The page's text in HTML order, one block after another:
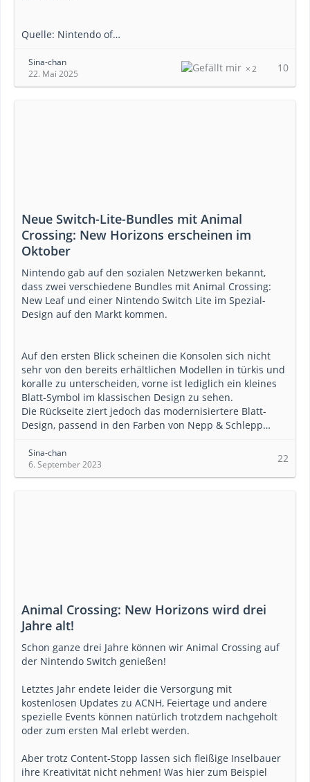
Quelle: Nintendo of…
Sina-chan
22. Mai 2025
2 10
Neue Switch-Lite-Bundles mit Animal
Crossing: New Horizons erscheinen im
Oktober
Nintendo gab auf den sozialen Netzwerken bekannt,
dass zwei verschiedene Bundles mit Animal Crossing:
New Leaf und einer Nintendo Switch Lite im Spezial-
Design auf den Markt kommen.
Auf den ersten Blick scheinen die Konsolen sich nicht
sehr von den bereits erhältlichen Modellen in türkis und
koralle zu unterscheiden, vorne ist lediglich ein kleines
Blatt-Symbol im klassischen Design zu sehen.
Die Rückseite ziert jedoch das modernisiertere Blatt-
Design, passend in den Farben von Nepp & Schlepp…
Sina-chan
6. September 2023
22
Animal Crossing: New Horizons wird drei
Jahre alt!
Schon ganze drei Jahre können wir Animal Crossing auf
der Nintendo Switch genießen!
Letztes Jahr endete leider die Versorgung mit
kostenlosen Updates zu ACNH, Feiertage und andere
spezielle Events können natürlich trotzdem nachgeholt
oder zum ersten Mal erlebt werden.
Aber trotz Content-Stopp lassen sich fleißige Inselbauer
ihre Kreativität nicht nehmen! Was hier zum Beispiel